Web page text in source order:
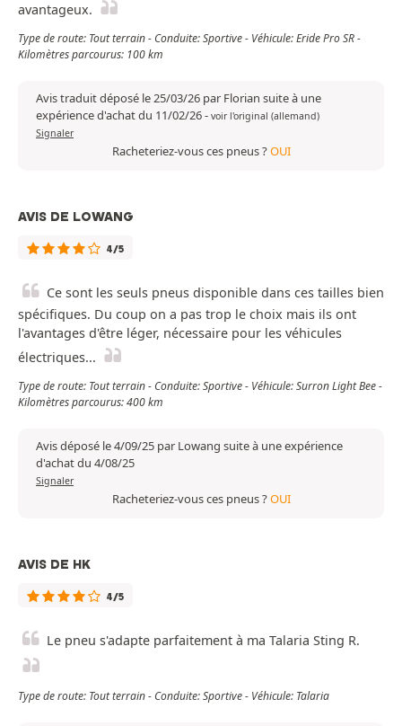
avantageux.
Type de route: Tout terrain - Conduite: Sportive - Véhicule: Eride Pro SR -
Kilomètres parcourus: 100 km
Avis traduit déposé le 25/03/26 par Florian suite à une
expérience d'achat du 11/02/26- voir l'original (allemand)
Signaler
Racheteriez-vous ces pneus ?OUI
AVIS DE LOWANG
4/5
Ce sont les seuls pneus disponible dans ces tailles bien
spécifiques. Du coup on a pas trop le choix mais ils ont
l'avantages d'être léger, nécessaire pour les véhicules
électriques...
Type de route: Tout terrain - Conduite: Sportive - Véhicule: Surron Light Bee -
Kilomètres parcourus: 400 km
Avis déposé le 4/09/25 par Lowang suite à une expérience
d'achat du 4/08/25
Signaler
Racheteriez-vous ces pneus ?OUI
AVIS DE HK
4/5
Le pneu s'adapte parfaitement à ma Talaria Sting R.
Type de route: Tout terrain - Conduite: Sportive - Véhicule: Talaria